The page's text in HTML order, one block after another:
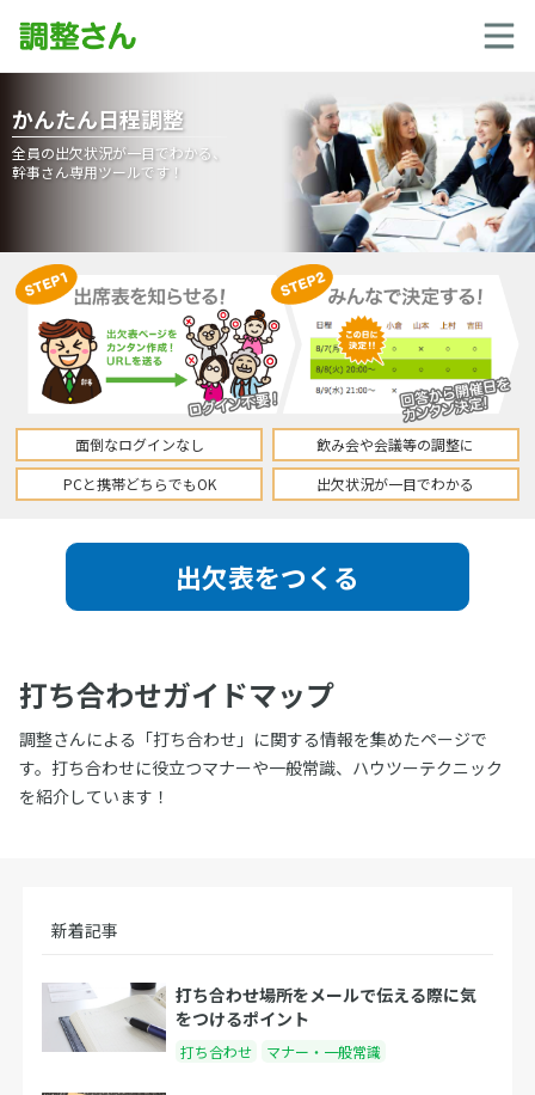
かんたん日程調整
全員の出欠状況が一目でわかる、
幹事さん専用ツールです！
面倒なログインなし
飲み会や会議等の調整に
PCと携帯どちらでもOK
出欠状況が一目でわかる
出欠表をつくる
打ち合わせガイドマップ
調整さんによる「打ち合わせ」に関する情報を集めたページで
す。打ち合わせに役立つマナーや一般常識、ハウツーテクニック
を紹介しています！
新着記事
打ち合わせ場所をメールで伝える際に気
をつけるポイント
打ち合わせ マナー・一般常識